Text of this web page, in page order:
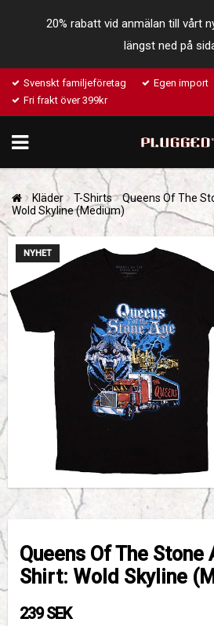
20% rabatt vid anmälan till vårt
längst ned på
Svenskt familjeföretag Egen import
Fri frakt över 399kr
Kläder T-Shirts
Queens Of The
Wold Skyline (Medium)
NYHET
Queens Of The Stone
Shirt: Wold Skyline
239 SEK